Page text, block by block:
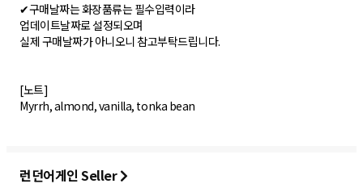
✔구매날짜는 화장품류는 필수입력이라
업데이트날짜로 설정되오며
실제 구매날짜가 아니오니 참고부탁드립니다.
[노트]
Myrrh, almond, vanilla, tonka bean
런던어게인 Seller